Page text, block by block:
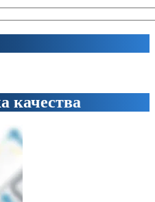
качества